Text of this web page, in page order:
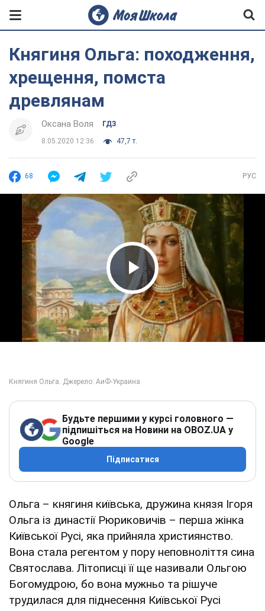
Княгиня Ольга: походження,
хрещення, помста
древлянам
Оксана Воля ГДЗ
8.05.2020 12:36 47,7 т.
68 РУС
Play Video
Будьте першими у курсі головного —
підпишіться на Новини на OBOZ.UA у
Google
Підписатися
Ольга – княгиня київська, дружина князя Ігоря
Ольга із династії Рюриковичів – перша жінка
Київської Русі, яка прийняла християнство.
Вона стала регентом у пору неповноліття сина
Святослава. Літописці її ще називали Ольгою
Богомудрою, бо вона мужньо та рішуче
трудилася для піднесення Київської Русі